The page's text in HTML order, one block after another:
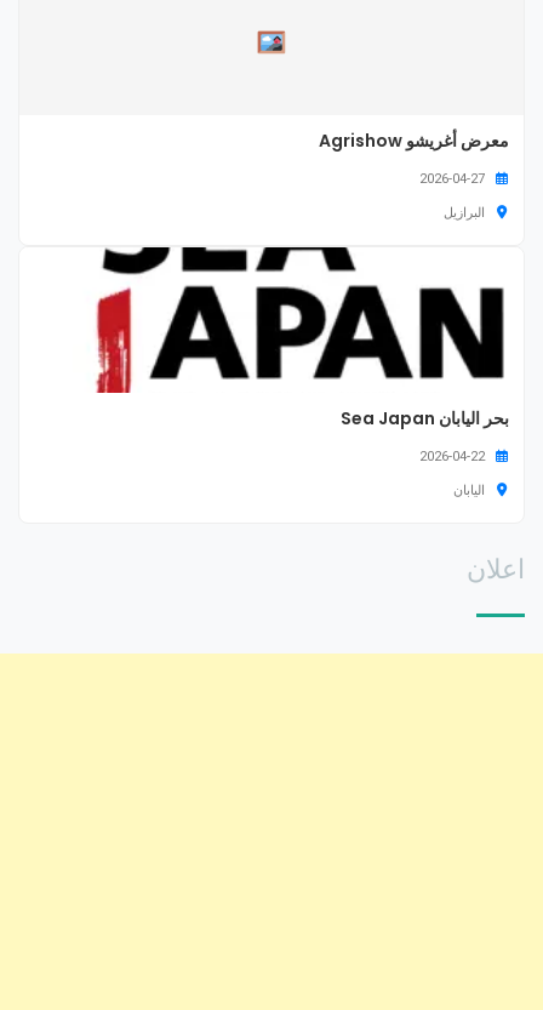
معرض أغريشو Agrishow
البرازيل
بحر اليابان Sea Japan
2026-04-22
اليابان
اعلان